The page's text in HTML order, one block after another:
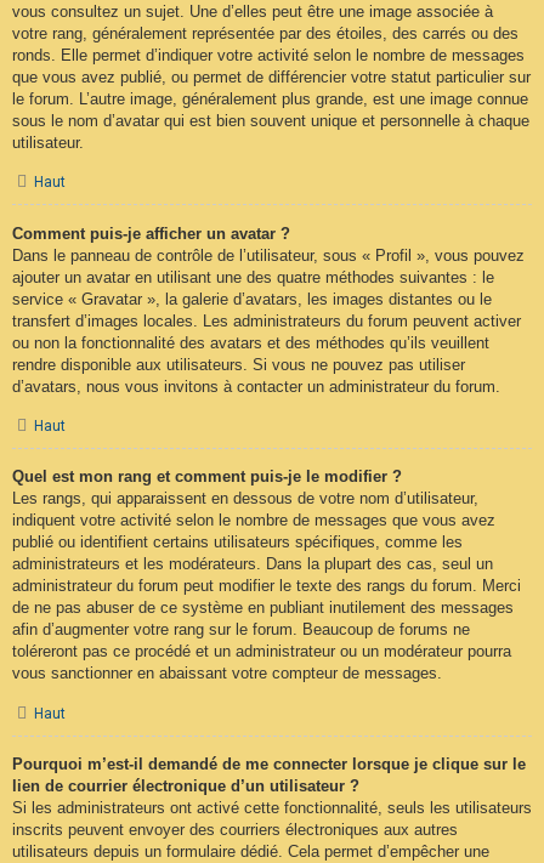
vous consultez un sujet. Une d’elles peut être une image associée à
votre rang, généralement représentée par des étoiles, des carrés ou des
ronds. Elle permet d’indiquer votre activité selon le nombre de messages
que vous avez publié, ou permet de différencier votre statut particulier sur
le forum. L’autre image, généralement plus grande, est une image connue
sous le nom d’avatar qui est bien souvent unique et personnelle à chaque
utilisateur.
Haut
Comment puis-je afficher un avatar ?
Dans le panneau de contrôle de l’utilisateur, sous « Profil », vous pouvez
ajouter un avatar en utilisant une des quatre méthodes suivantes : le
service « Gravatar », la galerie d’avatars, les images distantes ou le
transfert d’images locales. Les administrateurs du forum peuvent activer
ou non la fonctionnalité des avatars et des méthodes qu’ils veuillent
rendre disponible aux utilisateurs. Si vous ne pouvez pas utiliser
d’avatars, nous vous invitons à contacter un administrateur du forum.
Haut
Quel est mon rang et comment puis-je le modifier ?
Les rangs, qui apparaissent en dessous de votre nom d’utilisateur,
indiquent votre activité selon le nombre de messages que vous avez
publié ou identifient certains utilisateurs spécifiques, comme les
administrateurs et les modérateurs. Dans la plupart des cas, seul un
administrateur du forum peut modifier le texte des rangs du forum. Merci
de ne pas abuser de ce système en publiant inutilement des messages
afin d’augmenter votre rang sur le forum. Beaucoup de forums ne
toléreront pas ce procédé et un administrateur ou un modérateur pourra
vous sanctionner en abaissant votre compteur de messages.
Haut
Pourquoi m’est-il demandé de me connecter lorsque je clique sur le
lien de courrier électronique d’un utilisateur ?
Si les administrateurs ont activé cette fonctionnalité, seuls les utilisateurs
inscrits peuvent envoyer des courriers électroniques aux autres
utilisateurs depuis un formulaire dédié. Cela permet d’empêcher une